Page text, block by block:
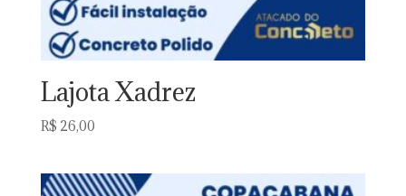
Lajota Xadrez
R$ 26,00